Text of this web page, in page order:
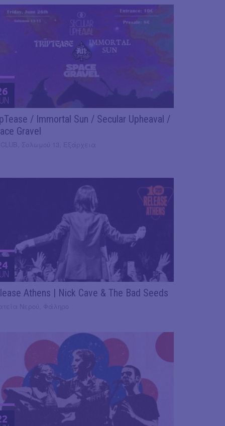
/ Immortal Sun / Secular Upheaval /
Gravel
Athens | Nick Cave & The Bad Seeds